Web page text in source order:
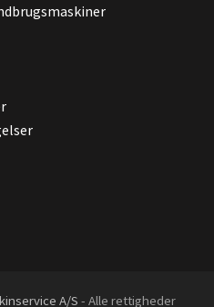
A/S - Alle rettigheder